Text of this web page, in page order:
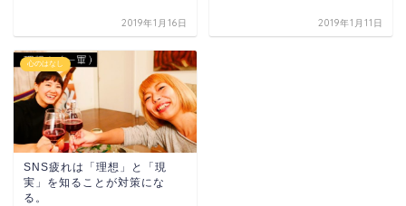
2019年1月16日 2019年1月11日
心のはなし
SNS疲れは「理想」と「現
実」を知ることが対策にな
る。